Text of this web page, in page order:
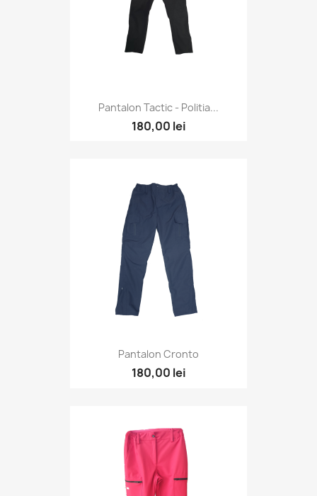
Pantalon Tactic - Politia...
180,00 lei
Pantalon Cronto
180,00 lei